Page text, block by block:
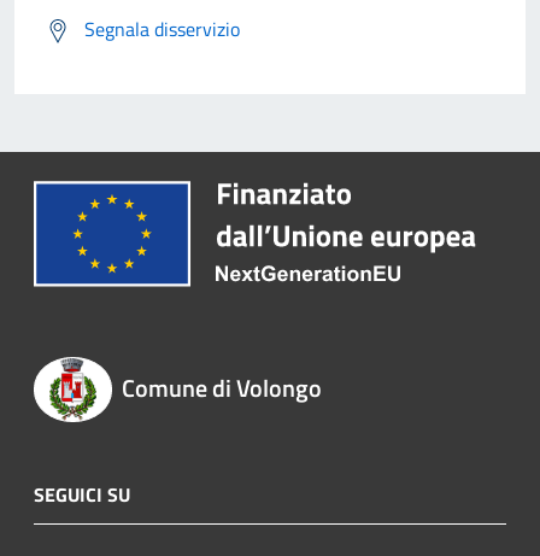
Segnala disservizio
Comune di Volongo
SEGUICI SU